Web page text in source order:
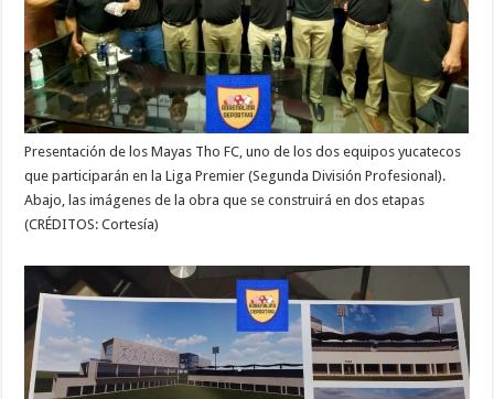
Presentación de los Mayas Tho FC, uno de los dos equipos yucatecos
que participarán en la Liga Premier (Segunda División Profesional).
Abajo, las imágenes de la obra que se construirá en dos etapas
(CRÉDITOS: Cortesía)